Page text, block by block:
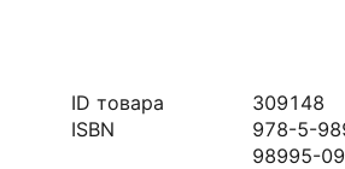
ID товара
309148
ISBN
978-5-
98995-